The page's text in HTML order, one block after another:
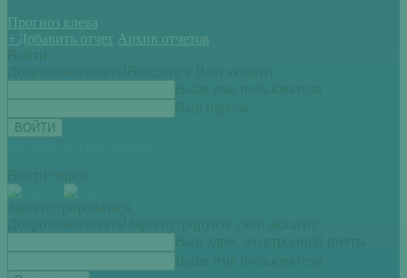
Прогноз клева
+ Добавить отчет Архив отчетов
Войти
Добро пожаловать! Войдите в Ваш аккаунт
Ваше имя пользователя
Ваш пароль
Войти через:
Зарегистрироваться
Добро пожаловать! Зарегистрируйте свой аккаунт
Ваш адрес электронной почты
Ваше имя пользователя